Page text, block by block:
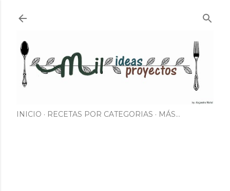
INICIO RECETAS POR CATEGORIAS MÁS…